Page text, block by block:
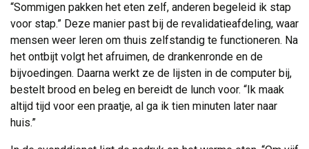
“Sommigen pakken het eten zelf, anderen begeleid ik stap
voor stap.” Deze manier past bij de revalidatieafdeling, waar
mensen weer leren om thuis zelfstandig te functioneren. Na
het ontbijt volgt het afruimen, de drankenronde en de
bijvoedingen. Daarna werkt ze de lijsten in de computer bij,
bestelt brood en beleg en bereidt de lunch voor. “Ik maak
altijd tijd voor een praatje, al ga ik tien minuten later naar
huis.”